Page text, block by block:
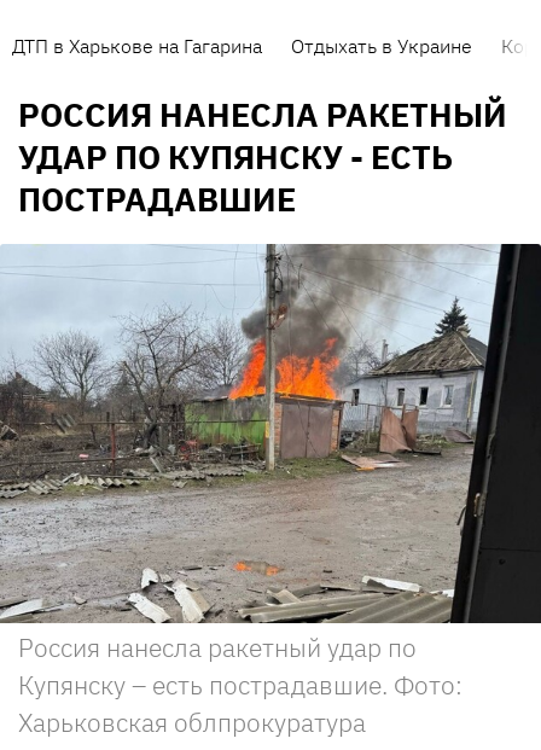
ДТП в Харькове на Гагарина Отдыхать в Украине
РОССИЯ НАНЕСЛА РАКЕТНЫЙ
УДАР ПО КУПЯНСКУ - ЕСТЬ
ПОСТРАДАВШИЕ
Россия нанесла ракетный удар по
Купянску – есть пострадавшие. Фото:
Харьковская облпрокуратура